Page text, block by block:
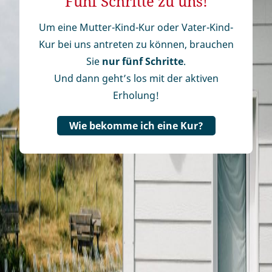
Um eine Mutter-Kind-Kur oder Vater-Kind-
Kur bei uns antreten zu können, brauchen
Sie nur fünf Schritte.
Und dann geht’s los mit der aktiven
Erholung!
Wie bekomme ich eine Kur?